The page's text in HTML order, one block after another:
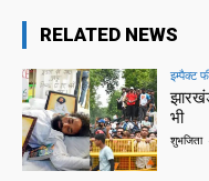
RELATED NEWS
इम्पैक्ट
भी
शुभजिता